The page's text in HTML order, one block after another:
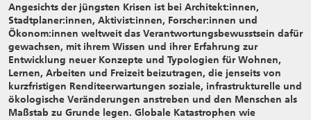
Angesichts der jüngsten Krisen ist bei Architekt:innen,
Stadtplaner:innen, Aktivist:innen, Forscher:innen und
Ökonom:innen weltweit das Verantwortungsbewusstsein dafür
gewachsen, mit ihrem Wissen und ihrer Erfahrung zur
Entwicklung neuer Konzepte und Typologien für Wohnen,
Lernen, Arbeiten und Freizeit beizutragen, die jenseits von
kurzfristigen Renditeerwartungen soziale, infrastrukturelle und
ökologische Veränderungen anstreben und den Menschen als
Maßstab zu Grunde legen. Globale Katastrophen wie